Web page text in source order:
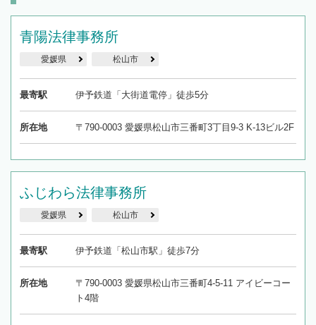
青陽法律事務所
愛媛県 松山市
最寄駅 伊予鉄道「大街道電停」徒歩5分
所在地 〒790-0003 愛媛県松山市三番町3丁目9-3 K-13ビル2F
ふじわら法律事務所
愛媛県 松山市
最寄駅 伊予鉄道「松山市駅」徒歩7分
所在地
〒790-0003 愛媛県松山市三番町4-5-11 アイビーコー
ト4階